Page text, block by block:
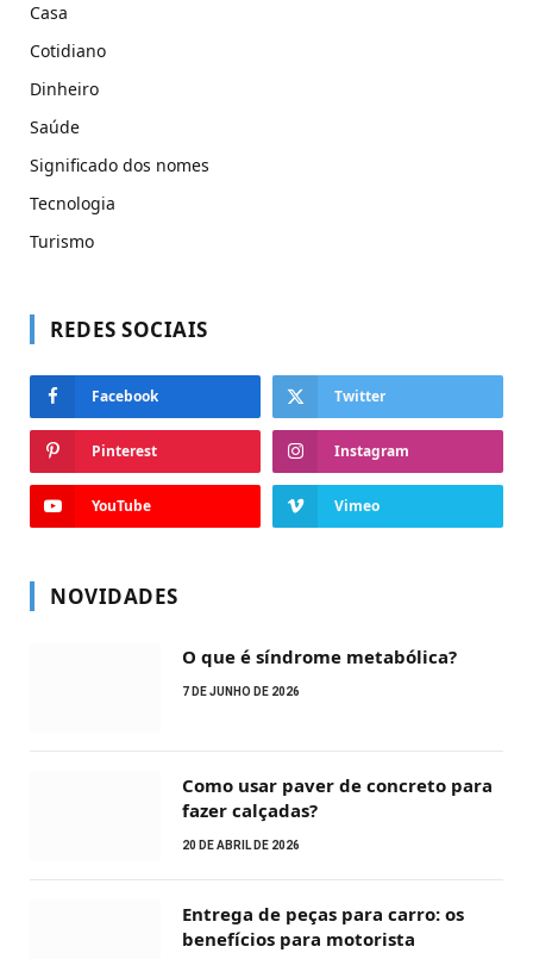
Casa
Cotidiano
Dinheiro
Saúde
Significado dos nomes
Tecnologia
Turismo
REDES SOCIAIS
Facebook Twitter
Pinterest Instagram
YouTube Vimeo
NOVIDADES
O que é síndrome metabólica?
7 DE JUNHO DE 2026
Como usar paver de concreto para
fazer calçadas?
20 DE ABRIL DE 2026
Entrega de peças para carro: os
benefícios para motorista